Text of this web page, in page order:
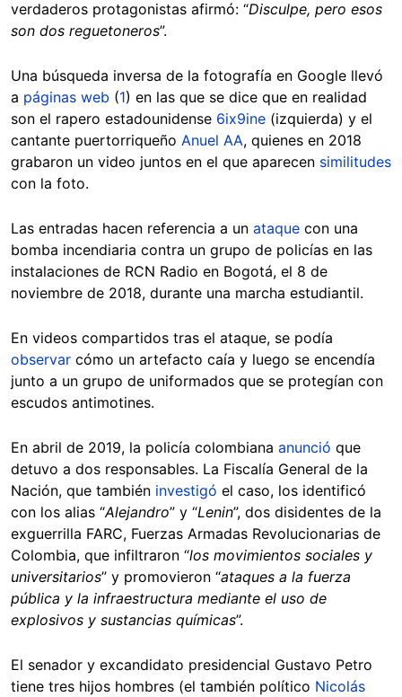
verdaderos protagonistas afirmó: “Disculpe, pero esos
son dos reguetoneros”.
Una búsqueda inversa de la fotografía en Google llevó
a páginas web (1) en las que se dice que en realidad
son el rapero estadounidense 6ix9ine (izquierda) y el
cantante puertorriqueño Anuel AA, quienes en 2018
grabaron un video juntos en el que aparecen similitudes
con la foto.
Las entradas hacen referencia a un ataque con una
bomba incendiaria contra un grupo de policías en las
instalaciones de RCN Radio en Bogotá, el 8 de
noviembre de 2018, durante una marcha estudiantil.
En videos compartidos tras el ataque, se podía
observar cómo un artefacto caía y luego se encendía
junto a un grupo de uniformados que se protegían con
escudos antimotines.
En abril de 2019, la policía colombiana anunció que
detuvo a dos responsables. La Fiscalía General de la
Nación, que también investigó el caso, los identificó
con los alias “Alejandro” y “Lenin”, dos disidentes de la
exguerrilla FARC, Fuerzas Armadas Revolucionarias de
Colombia, que infiltraron “los movimientos sociales y
universitarios” y promovieron “ataques a la fuerza
pública y la infraestructura mediante el uso de
explosivos y sustancias químicas”.
El senador y excandidato presidencial Gustavo Petro
tiene tres hijos hombres (el también político Nicolás